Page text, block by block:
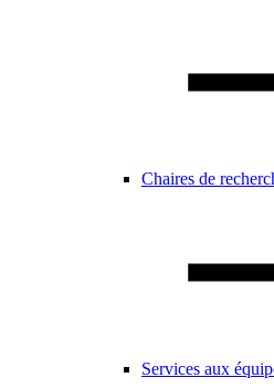
Chaires de
Services aux